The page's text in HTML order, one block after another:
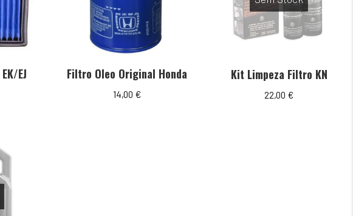
EJ Filtro Oleo Original Honda
14,00 €
Kit Limpeza Filtro KN
22,00 €